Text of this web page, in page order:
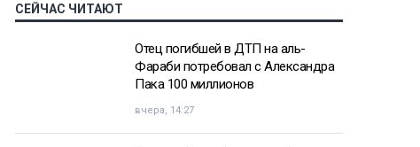
СЕЙЧАС ЧИТАЮТ
Отец погибшей в ДТП на аль-
Фараби потребовал с Александра
Пака 100 миллионов
вчера, 14:27